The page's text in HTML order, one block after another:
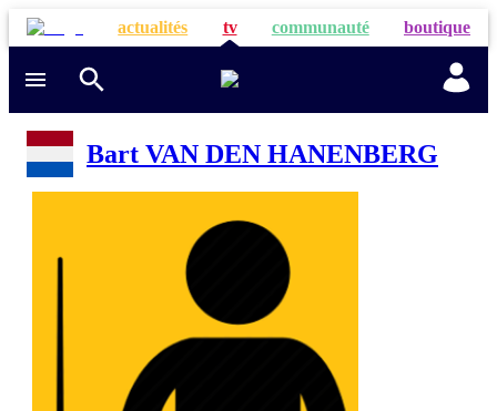
actualités tv communauté boutique
Bart VAN DEN HANENBERG